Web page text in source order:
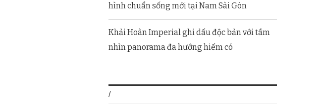
hình chuẩn sống mới tại Nam Sài Gòn
Khải Hoàn Imperial ghi dấu độc bản với tầm
nhìn panorama đa hướng hiếm có
/